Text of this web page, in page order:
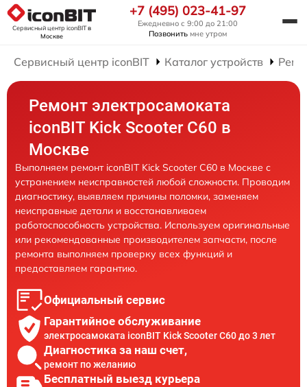
Сервисный центр iconBITв
Москве
+7 (495) 023-41-97
Ежедневно с 9:00 до 21:00
Позвонить мне утром
Сервисный центр iconBIT Каталог устройств
Ремонт электросамоката
iconBIT Kick Scooter C60 в
Москве
Выполняем ремонт iconBIT Kick Scooter C60 в Москве с
устранением неисправностей любой сложности. Проводим
диагностику, выявляем причины поломки, заменяем
неисправные детали и восстанавливаем
работоспособность устройства. Используем оригинальные
или рекомендованные производителем запчасти, после
ремонта выполняем проверку всех функций и
предоставляем гарантию.
Официальный сервис
Гарантийное обслуживание
электросамоката iconBIT Kick Scooter C60 до 3 лет
Диагностика за наш счет,
ремонт по желанию
Бесплатный выезд курьера